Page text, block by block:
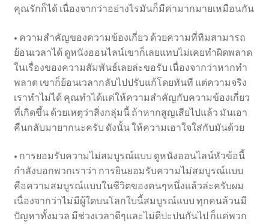
คุณรักก็ได้ เนื่องจากว่าอย่างไรมันก็มีค่ามากมายเหมือนกัน
• ความสำคัญของความข้องเกี่ยว ด้วยความที่ทิมสามารถ
ย้อนเวลาได้ ดูหนังออนไลน์เขาก็เลยแทบไม่เคยทำผิดพลาด
ในเรื่องของความสัมพันธ์เลยล่ะขอรับ เนื่องจากว่าหากทำ
พลาด เขาก็ย้อนเวลากลับไปปรับแก้โดยทันที แต่ความจริง
เราทำไม่ได้ คุณทำได้แค่ให้ความสำคัญกับความข้องเกี่ยว
ที่เกิดขึ้น ด้วยเหตุว่าสิ่งกลุ่มนี้ ถ้าหากสูญเสียไปแล้ว มันเอา
คืนกลับมายากนะครับ ดังนั้น ให้ความเอาใจใส่กับมันด้วย
• การยอมรับความไม่สมบูรณ์แบบ ดูหนังออนไลน์หัวข้อนี้
กำลังบอกพวกเราว่า การยินยอมรับความไม่สมบูรณ์แบบ
คือความสมบูรณ์แบบในชีวิตของคนๆหนึ่งแล้วล่ะครับผม
เนื่องจากว่าไม่มีผู้ใดบนโลกใบนี้สมบูรณ์แบบ ทุกคนล้วนมี
ปัญหาทั้งมวล มีช่วงเวลาดีๆและไม่ดีปะปนกันไป ก็แค่พวก